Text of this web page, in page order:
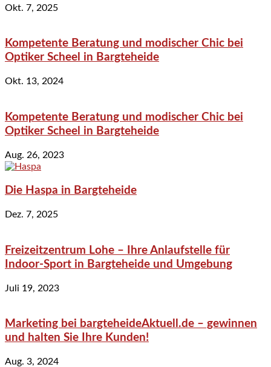
Okt. 7, 2025
Kompetente Beratung und modischer Chic bei
Optiker Scheel in Bargteheide
Okt. 13, 2024
Kompetente Beratung und modischer Chic bei
Optiker Scheel in Bargteheide
Aug. 26, 2023
Die Haspa in Bargteheide
Dez. 7, 2025
Freizeitzentrum Lohe – Ihre Anlaufstelle für
Indoor-Sport in Bargteheide und Umgebung
Juli 19, 2023
Marketing bei bargteheideAktuell.de – gewinnen
und halten Sie Ihre Kunden!
Aug. 3, 2024